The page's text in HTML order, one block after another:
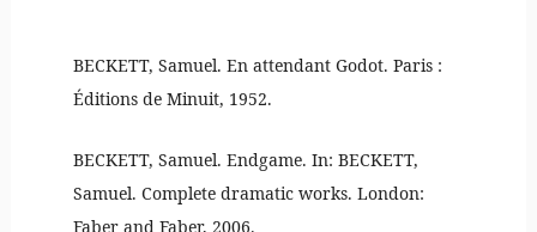
BECKETT, Samuel. En attendant Godot. Paris :
Éditions de Minuit, 1952.
BECKETT, Samuel. Endgame. In: BECKETT,
Samuel. Complete dramatic works. London:
Faber and Faber, 2006.